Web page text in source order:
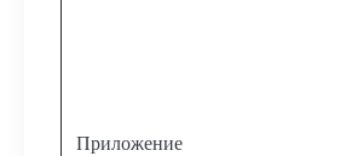
Приложение